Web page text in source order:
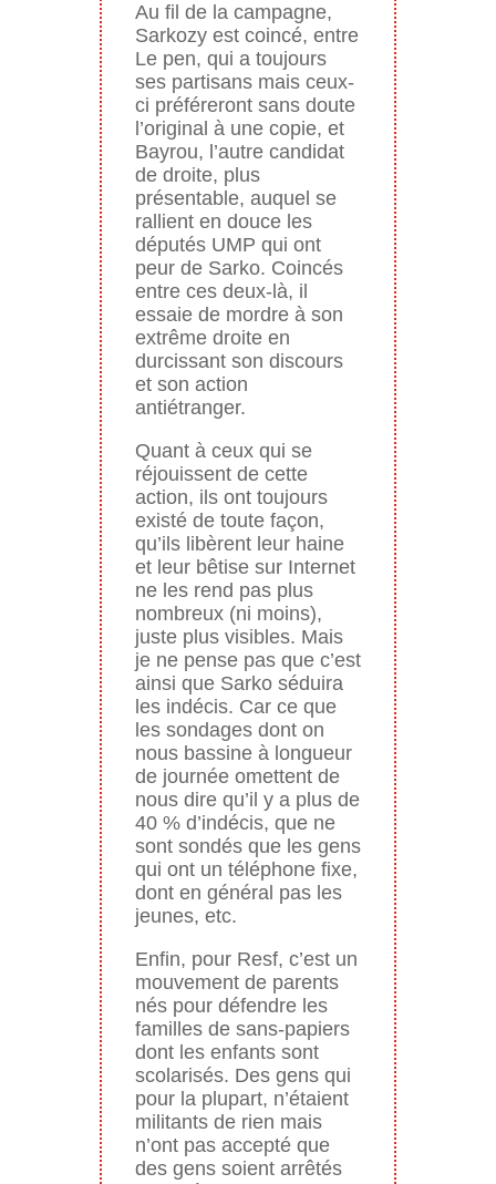
Au fil de la campagne,
Sarkozy est coincé, entre
Le pen, qui a toujours
ses partisans mais ceux-
ci préféreront sans doute
l’original à une copie, et
Bayrou, l’autre candidat
de droite, plus
présentable, auquel se
rallient en douce les
députés UMP qui ont
peur de Sarko. Coincés
entre ces deux-là, il
essaie de mordre à son
extrême droite en
durcissant son discours
et son action
antiétranger.
Quant à ceux qui se
réjouissent de cette
action, ils ont toujours
existé de toute façon,
qu’ils libèrent leur haine
et leur bêtise sur Internet
ne les rend pas plus
nombreux (ni moins),
juste plus visibles. Mais
je ne pense pas que c’est
ainsi que Sarko séduira
les indécis. Car ce que
les sondages dont on
nous bassine à longueur
de journée omettent de
nous dire qu’il y a plus de
40 % d’indécis, que ne
sont sondés que les gens
qui ont un téléphone fixe,
dont en général pas les
jeunes, etc.
Enfin, pour Resf, c’est un
mouvement de parents
nés pour défendre les
familles de sans-papiers
dont les enfants sont
scolarisés. Des gens qui
pour la plupart, n’étaient
militants de rien mais
n’ont pas accepté que
des gens soient arrêtés